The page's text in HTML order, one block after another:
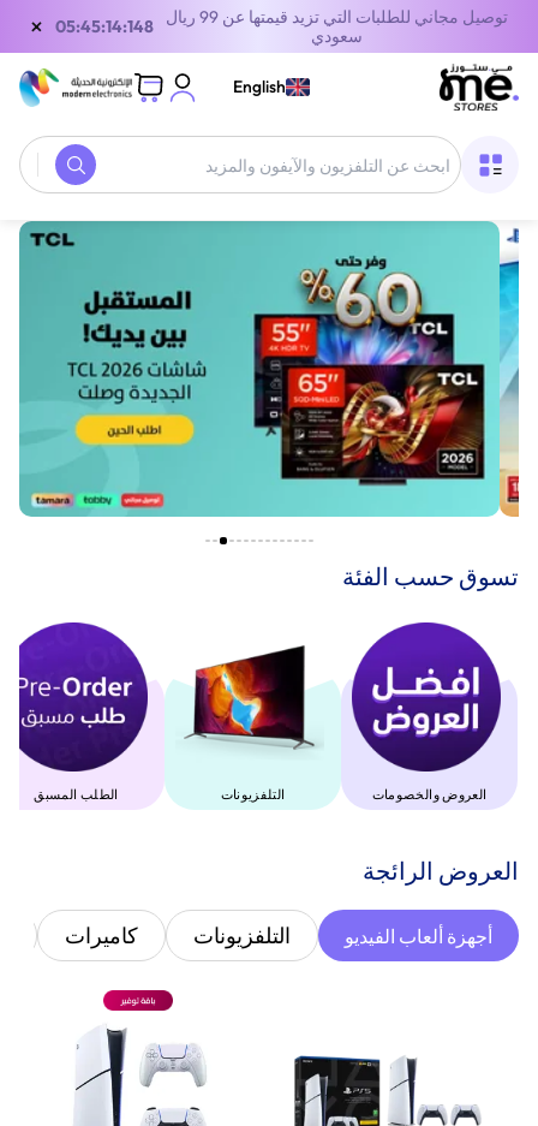
توصيل مجاني للطلبات التي تزيد قيمتها عن 99 ريال
سعودي
05:45:14:148
×
English
‫تسوق حسب الفئة‬
العروض والخصومات التلفزيونات الطلب المسبق
‫العروض الرائجة‬
أجهزة ألعاب الفيديو التلفزيونات كاميرات